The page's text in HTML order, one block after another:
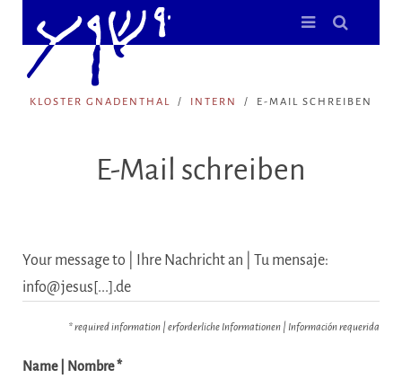
KLOSTER GNADENTHAL INTERN E-MAIL SCHREIBEN
E-Mail schreiben
Your message to | Ihre Nachricht an | Tu mensaje:
info@jesus[...].de
* required information | erforderliche Informationen | Información requerida
Name | Nombre *